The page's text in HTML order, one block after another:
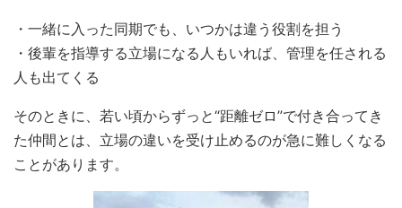
・一緒に入った同期でも、いつかは違う役割を担う
・後輩を指導する立場になる人もいれば、管理を任される
人も出てくる
そのときに、若い頃からずっと“距離ゼロ”で付き合ってき
た仲間とは、立場の違いを受け止めるのが急に難しくなる
ことがあります。